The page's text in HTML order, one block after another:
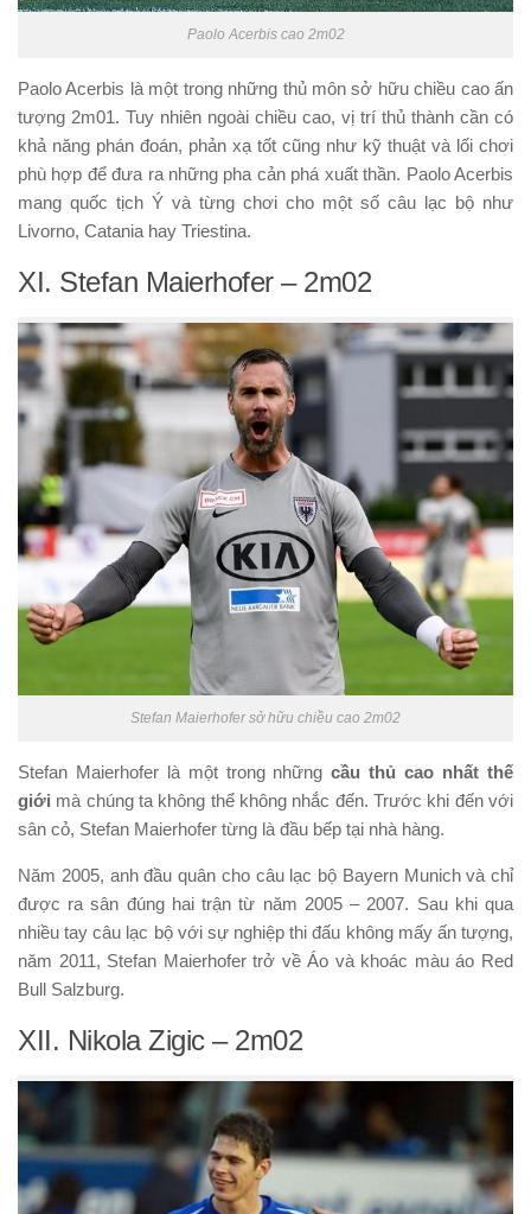
Paolo Acerbis cao 2m02
Paolo Acerbis là một trong những thủ môn sở hữu chiều cao ấn
tượng 2m01. Tuy nhiên ngoài chiều cao, vị trí thủ thành cần có
khả năng phán đoán, phản xạ tốt cũng như kỹ thuật và lối chơi
phù hợp để đưa ra những pha cản phá xuất thần. Paolo Acerbis
mang quốc tịch Ý và từng chơi cho một số câu lạc bộ như
Livorno, Catania hay Triestina.
XI. Stefan Maierhofer – 2m02
Stefan Maierhofer sở hữu chiều cao 2m02
Stefan Maierhofer là một trong nhữngcầu thủ cao nhất thế
giới mà chúng ta không thể không nhắc đến. Trước khi đến với
sân cỏ, Stefan Maierhofer từng là đầu bếp tại nhà hàng.
Năm 2005, anh đầu quân cho câu lạc bộ Bayern Munich và chỉ
được ra sân đúng hai trận từ năm 2005 – 2007. Sau khi qua
nhiều tay câu lạc bộ với sự nghiệp thi đấu không mấy ấn tượng,
năm 2011, Stefan Maierhofer trở về Áo và khoác màu áo Red
Bull Salzburg.
XII. Nikola Zigic – 2m02